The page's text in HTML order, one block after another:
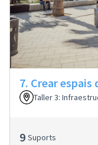
7. Crear
Taller 3:
9 Suports